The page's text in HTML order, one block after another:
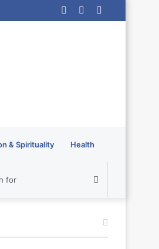
Random
Log
& Spirituality Health